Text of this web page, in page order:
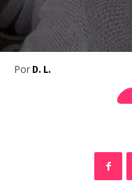
Por D. L.